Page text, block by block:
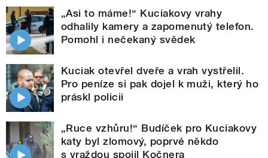
„Asi to máme!“ Kuciakovy vrahy
odhalily kamery a zapomenutý telefon.
Pomohl i nečekaný svědek
Kuciak otevřel dveře a vrah vystřelil.
Pro peníze si pak dojel k muži, který ho
práskl policii
„Ruce vzhůru!“ Budíček pro Kuciakovy
katy byl zlomový, poprvé někdo
s vraždou spojil Kočnera